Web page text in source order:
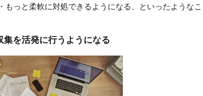
もっと柔軟に対処できるようになる、といったようなこ
を活発に行うようになる